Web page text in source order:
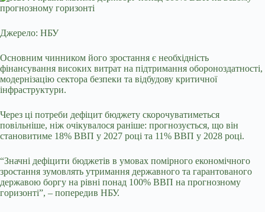
Джерело: НБУ
Основним чинником його зростання є необхідність
фінансування високих витрат на підтримання обороноздатності,
модернізацію сектора безпеки та відбудову критичної
інфраструктури.
Через ці потреби дефіцит бюджету скорочуватиметься
повільніше, ніж очікувалося раніше: прогнозується, що він
становитиме 18% ВВП у 2027 році та 11% ВВП у 2028 році.
“Значні дефіцити бюджетів в умовах помірного економічного
зростання зумовлять утримання державного та гарантованого
державою боргу на рівні понад 100% ВВП на прогнозному
горизонті”, – попередив НБУ.